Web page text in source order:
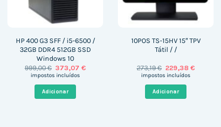
HP 400 G3 SFF / i5-6500 /
32GB DDR4 512GB SSD
Windows 10
999,00€ O
preço
999,00 €.
373,07€O
impostos incluídos
Adicionar
10POS TS-15HV 15″ TPV
Tátil / /
273,19€ O
preço
era:
273,19 €.
229,38€O
impostos incluídos
Adicionar